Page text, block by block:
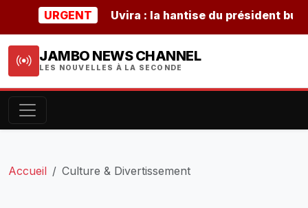
URGENT Uvira : la hantise du président
JAMBO NEWS CHANNEL
LES NOUVELLES À LA SECONDE
Accueil Culture & Divertissement